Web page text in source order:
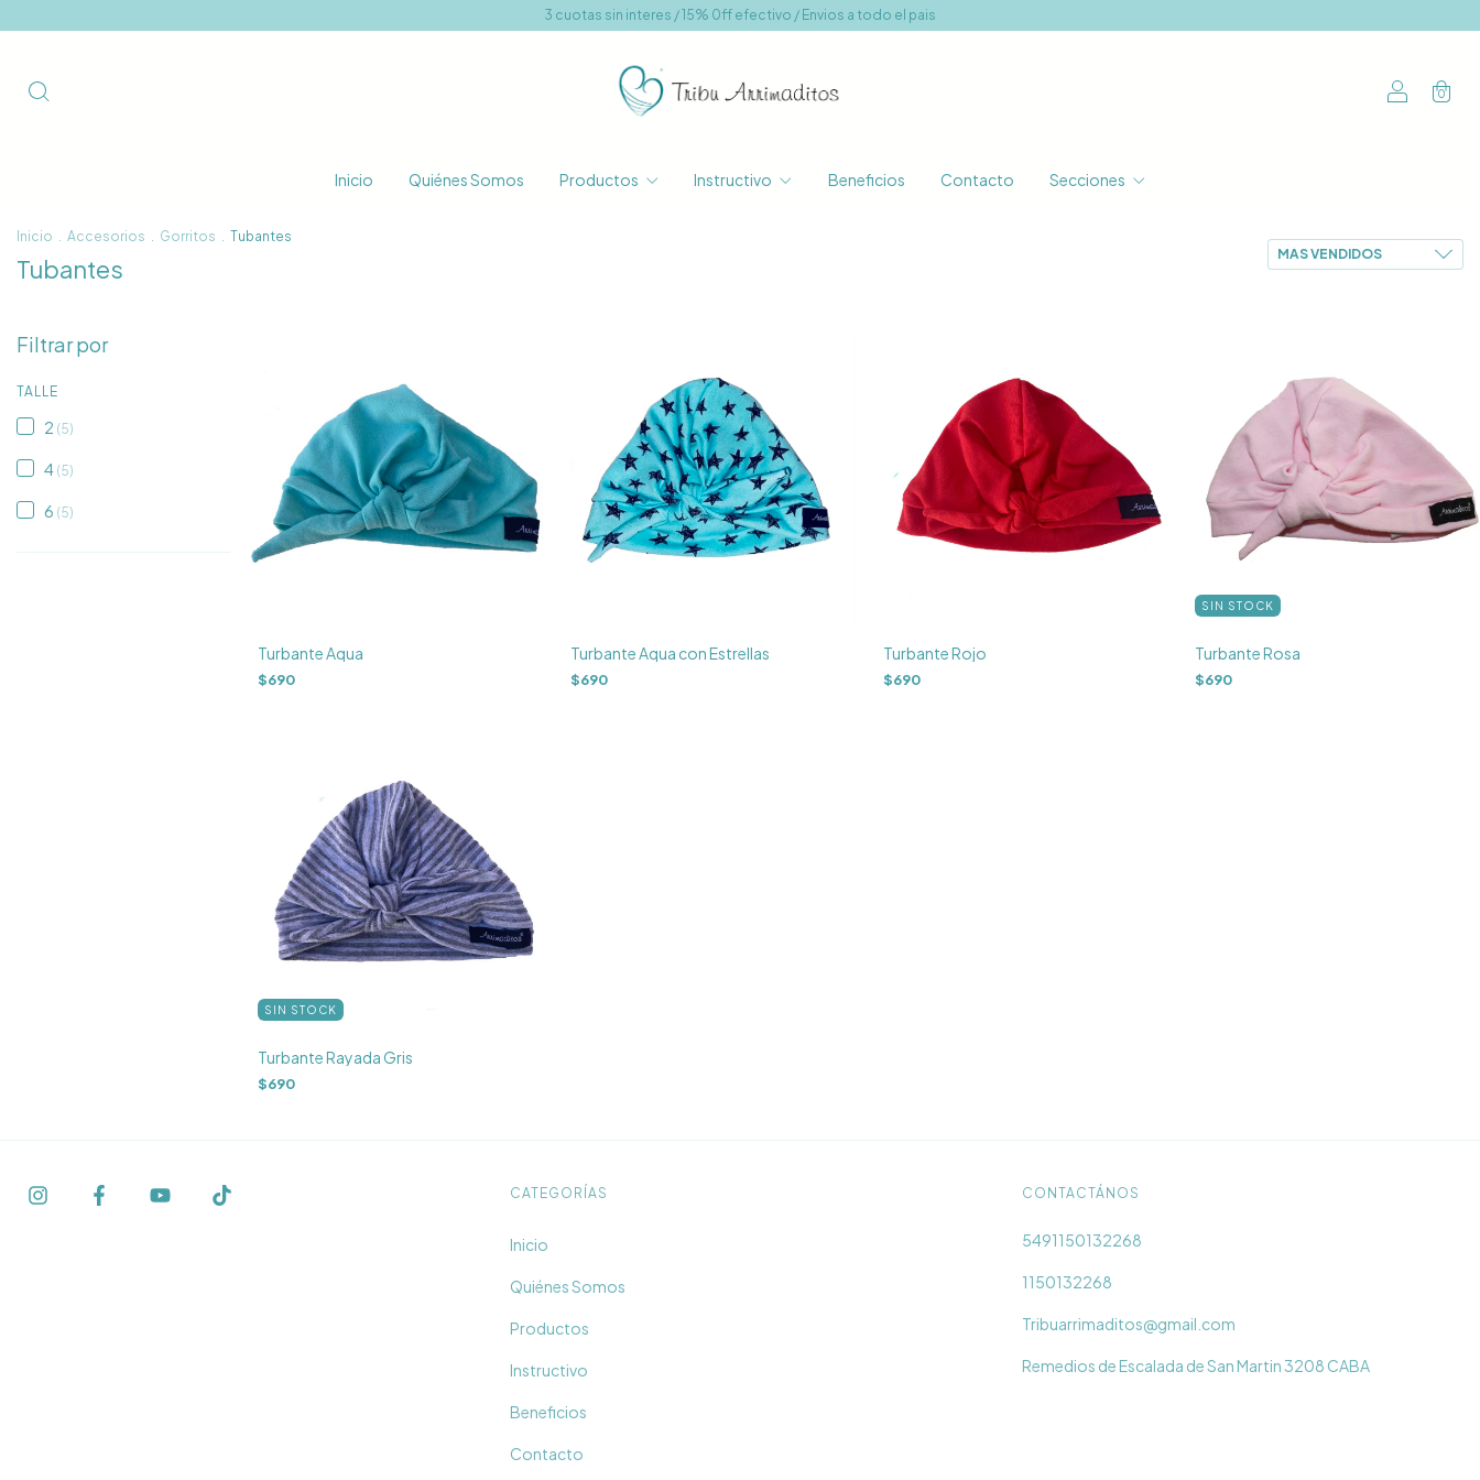
3 cuotas sin interes / 15% 0ff efectivo / Envios a todo el pais
0
Inicio Quiénes Somos Productos Instructivo Beneficios Contacto Secciones
Inicio . Accesorios . Gorritos . Tubantes
Tubantes
Filtrar por
TALLE
2 (5)
4 (5)
6 (5)
Turbante Aqua
$690
Turbante Aqua con Estrellas
$690
Turbante Rojo
$690
SIN STOCK
Turbante Rosa
$690
SIN STOCK
Turbante Rayada Gris
$690
CATEGORÍAS
Inicio
Quiénes Somos
Productos
Instructivo
Beneficios
Contacto
CONTACTÁNOS
5491150132268
1150132268
Tribuarrimaditos@gmail.com
Remedios de Escalada de San Martin 3208 CABA